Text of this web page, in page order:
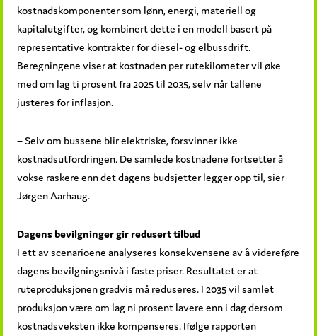
kostnadskomponenter som lønn, energi, materiell og
kapitalutgifter, og kombinert dette i en modell basert på
representative kontrakter for diesel- og elbussdrift.
Beregningene viser at kostnaden per rutekilometer vil øke
med om lag ti prosent fra 2025 til 2035, selv når tallene
justeres for inflasjon.
– Selv om bussene blir elektriske, forsvinner ikke
kostnadsutfordringen. De samlede kostnadene fortsetter å
vokse raskere enn det dagens budsjetter legger opp til, sier
Jørgen Aarhaug.
Dagens bevilgninger gir redusert tilbud
I ett av scenarioene analyseres konsekvensene av å videreføre
dagens bevilgningsnivå i faste priser. Resultatet er at
ruteproduksjonen gradvis må reduseres. I 2035 vil samlet
produksjon være om lag ni prosent lavere enn i dag dersom
kostnadsveksten ikke kompenseres. Ifølge rapporten